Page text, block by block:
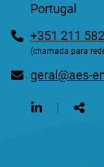
Portugal
Telefone
+351 211
(chamada para
E-
geral@aes-
Siga-
|